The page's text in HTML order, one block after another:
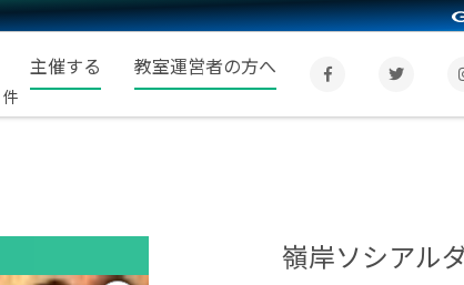
件
主催する 教室運営者の方へ
嶺岸ソシアル